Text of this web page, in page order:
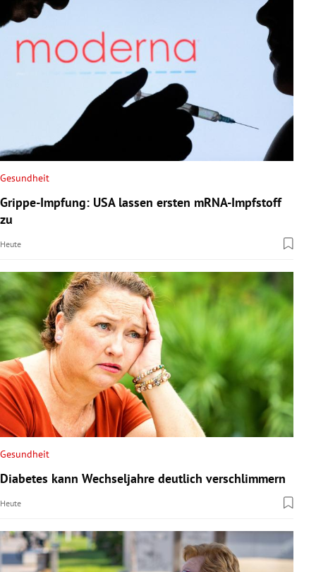
Gesundheit
Grippe-Impfung: USA lassen ersten mRNA-Impfstoff
zu
Heute
Gesundheit
Diabetes kann Wechseljahre deutlich verschlimmern
Heute